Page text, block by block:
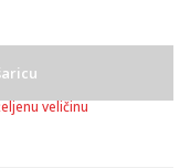
veličinu